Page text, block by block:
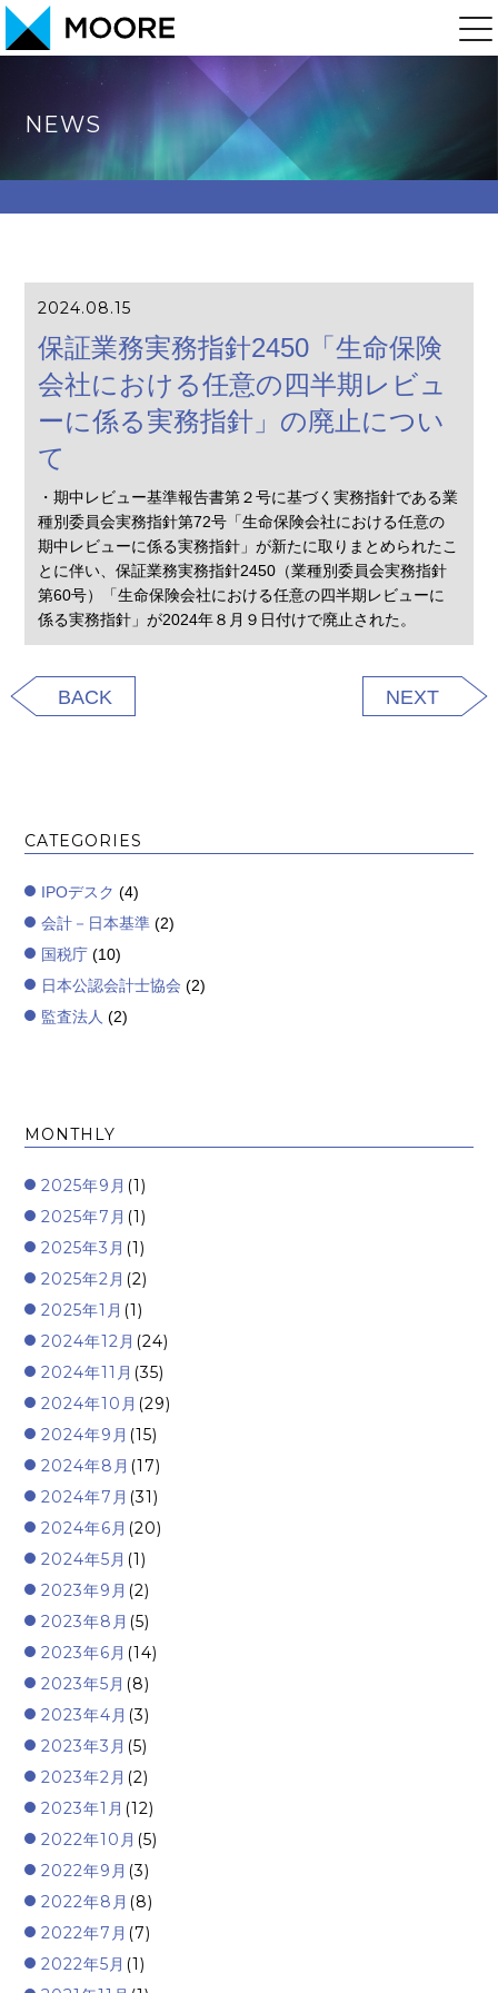
NEWS
2024.08.15
保証業務実務指針2450「生命保険
会社における任意の四半期レビュ
ーに係る実務指針」の廃止につい
て
・期中レビュー基準報告書第２号に基づく実務指針である業
種別委員会実務指針第72号「生命保険会社における任意の
期中レビューに係る実務指針」が新たに取りまとめられたこ
とに伴い、保証業務実務指針2450（業種別委員会実務指針
第60号）「生命保険会社における任意の四半期レビューに
係る実務指針」が2024年８月９日付けで廃止された。
BACK NEXT
CATEGORIES
IPOデスク (4)
会計－日本基準 (2)
国税庁 (10)
日本公認会計士協会 (2)
監査法人 (2)
MONTHLY
2025年9月 (1)
2025年7月 (1)
2025年3月 (1)
2025年2月 (2)
2025年1月 (1)
2024年12月 (24)
2024年11月 (35)
2024年10月 (29)
2024年9月 (15)
2024年8月 (17)
2024年7月 (31)
2024年6月 (20)
2024年5月 (1)
2023年9月 (2)
2023年8月 (5)
2023年6月 (14)
2023年5月 (8)
2023年4月 (3)
2023年3月 (5)
2023年2月 (2)
2023年1月 (12)
2022年10月 (5)
2022年9月 (3)
2022年8月 (8)
2022年7月 (7)
2022年5月 (1)